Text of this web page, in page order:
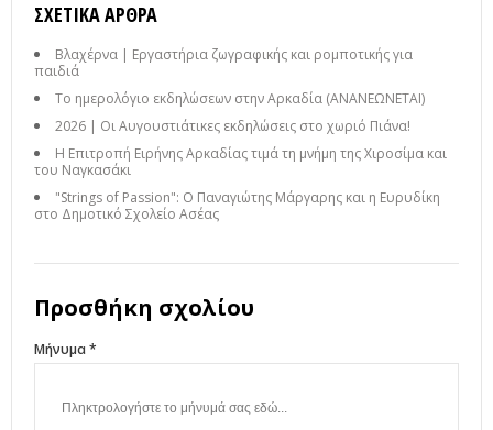
ΣΧΕΤΙΚΆ ΆΡΘΡΑ
Βλαχέρνα | Εργαστήρια ζωγραφικής και ρομποτικής για
παιδιά
Το ημερολόγιο εκδηλώσεων στην Αρκαδία (ΑΝΑΝΕΩΝΕΤΑΙ)
2026 | Οι Αυγουστιάτικες εκδηλώσεις στο χωριό Πιάνα!
Η Επιτροπή Ειρήνης Αρκαδίας τιμά τη μνήμη της Χιροσίμα και
του Ναγκασάκι
"Strings of Passion": Ο Παναγιώτης Μάργαρης και η Ευρυδίκη
στο Δημοτικό Σχολείο Ασέας
Προσθήκη σχολίου
Μήνυμα *